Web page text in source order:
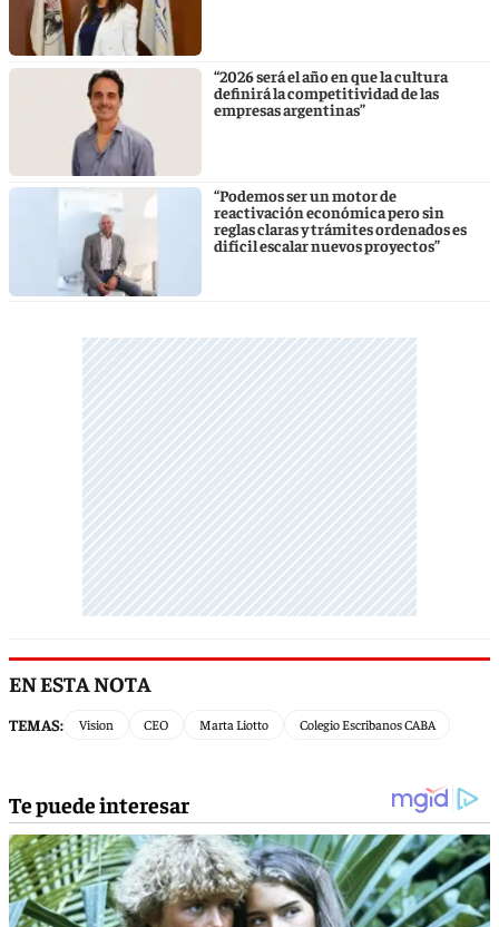
“2026 será el año en que la cultura
definirá la competitividad de las
empresas argentinas”
“Podemos ser un motor de
reactivación económica pero sin
reglas claras y trámites ordenados es
difícil escalar nuevos proyectos”
EN ESTA NOTA
TEMAS: Vision CEO Marta Liotto Colegio Escribanos CABA